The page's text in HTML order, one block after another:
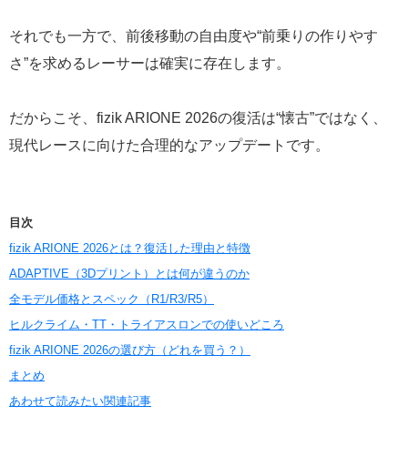
それでも一方で、前後移動の自由度や“前乗りの作りやす
さ”を求めるレーサーは確実に存在します。
だからこそ、fizik ARIONE 2026の復活は“懐古”ではなく、
現代レースに向けた合理的なアップデートです。
目次
fizik ARIONE 2026とは？復活した理由と特徴
ADAPTIVE（3Dプリント）とは何が違うのか
全モデル価格とスペック（R1/R3/R5）
ヒルクライム・TT・トライアスロンでの使いどころ
fizik ARIONE 2026の選び方（どれを買う？）
まとめ
あわせて読みたい関連記事